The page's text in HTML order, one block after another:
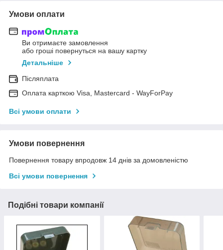
Умови оплати
Ви отримаєте замовлення
або гроші повернуться на вашу картку
Детальніше
Післяплата
Оплата карткою Visa, Mastercard - WayForPay
Всі умови оплати
Умови повернення
Повернення товару впродовж 14 днів за домовленістю
Всі умови повернення
Подібні товари компанії